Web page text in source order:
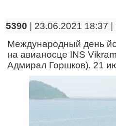
5390 | 23.06.2021 18:37 |
Международный день
на авианосце INS
Адмирал Горшков). 21